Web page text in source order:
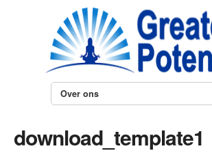
Over ons
download_template1